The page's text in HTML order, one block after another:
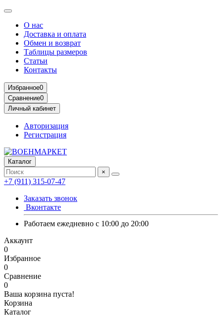
О нас
Доставка и оплата
Обмен и возврат
Таблицы размеров
Статьи
Контакты
Избранное0
Сравнение0
Личный кабинет
Авторизация
Регистрация
Каталог
×
+7 (911) 315-07-47
Заказать звонок
Вконтакте
Работаем ежедневно с 10:00 до 20:00
Аккаунт
0
Избранное
0
Сравнение
0
Ваша корзина пуста!
Корзина
Каталог